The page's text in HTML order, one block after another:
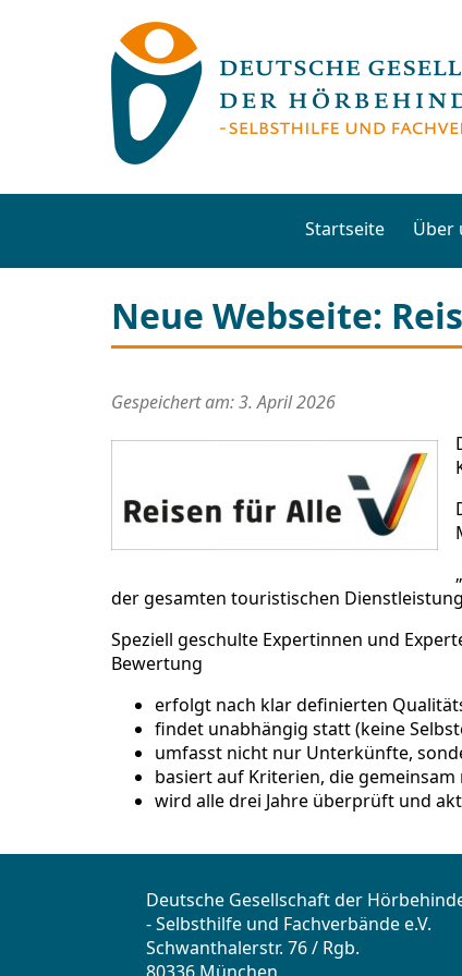
Startseite Über
Neue Webseite:
Gespeichert am: 3. April 2026
der gesamten touristischen
Speziell geschulte Expertinnen und
Bewertung
erfolgt nach klar definierten
findet unabhängig statt (keine
umfasst nicht nur Unterkünfte,
basiert auf Kriterien, die
wird alle drei Jahre überprüft und
Deutsche Gesellschaft der
- Selbsthilfe und Fachverbände e.V.
Schwanthalerstr. 76 / Rgb.
80336 München